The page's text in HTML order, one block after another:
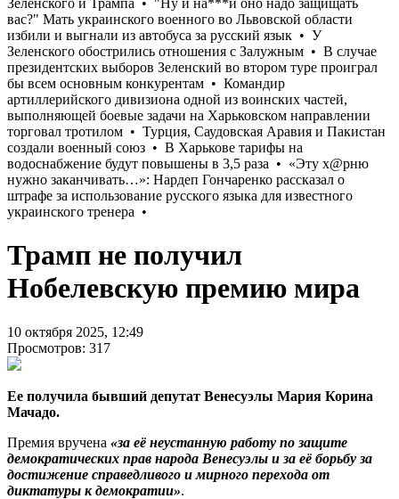
Трамп не получил
Нобелевскую премию мира
10 октября 2025, 12:49
Просмотров: 317
Ее получила бывший депутат Венесуэлы Мария Корина
Мачадо.
Премия вручена «за её неустанную работу по защите
демократических прав народа Венесуэлы и за её борьбу за
достижение справедливого и мирного перехода от
диктатуры к демократии».